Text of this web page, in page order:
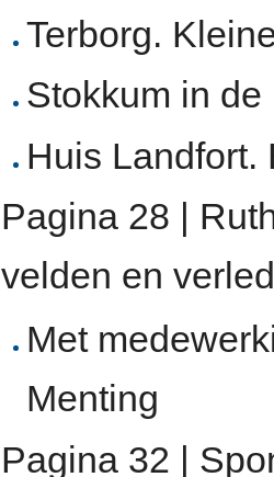
Terborg.
Stokkum in
Huis Landfort.
Pagina 28 |
velden en
Met
Menting
Pagina 32 |